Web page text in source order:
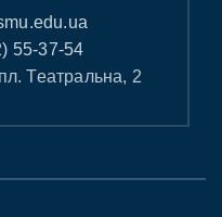
55-37-54
Театральна, 2